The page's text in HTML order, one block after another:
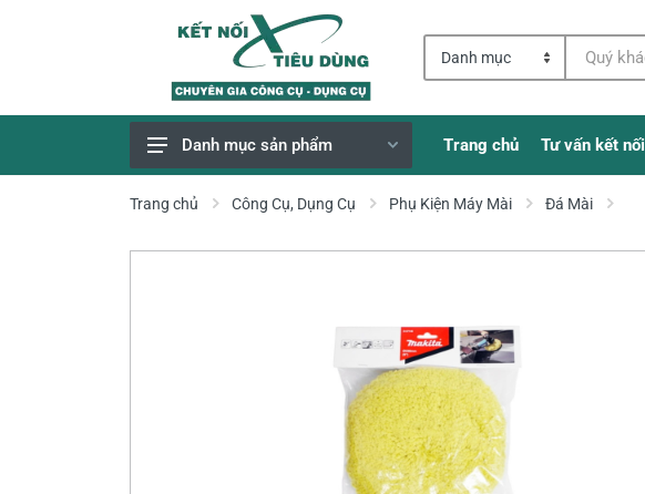
Giao Hàng Miễn Phí
Danh mục sản phẩm Trang chủ Tư vấn kết nối
Trang chủ Công Cụ, Dụng Cụ Phụ Kiện Máy Mài Đá Mài